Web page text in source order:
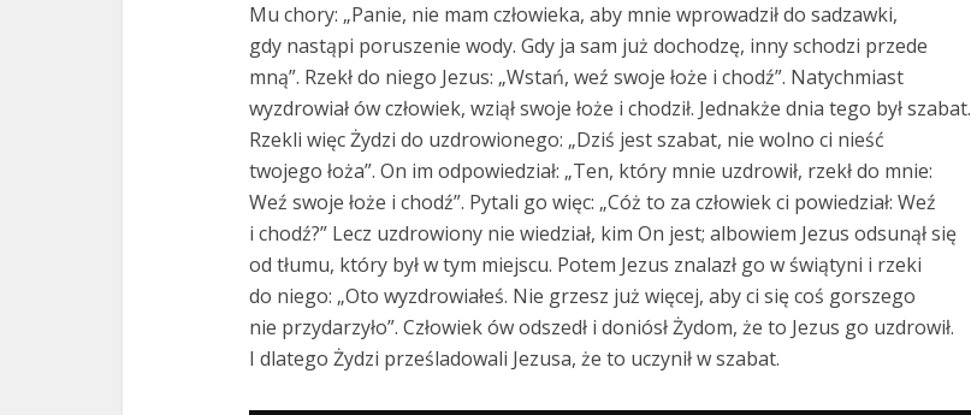
Mu chory: „Panie, nie mam człowieka, aby mnie wprowadził do sadzawki,
gdy nastąpi poruszenie wody. Gdy ja sam już dochodzę, inny schodzi przede
mną”. Rzekł do niego Jezus: „Wstań, weź swoje łoże i chodź”. Natychmiast
wyzdrowiał ów człowiek, wziął swoje łoże i chodził. Jednakże dnia tego był szabat.
Rzekli więc Żydzi do uzdrowionego: „Dziś jest szabat, nie wolno ci nieść
twojego łoża”. On im odpowiedział: „Ten, który mnie uzdrowił, rzekł do mnie:
Weź swoje łoże i chodź”. Pytali go więc: „Cóż to za człowiek ci powiedział: Weź
i chodź?” Lecz uzdrowiony nie wiedział, kim On jest; albowiem Jezus odsunął się
od tłumu, który był w tym miejscu. Potem Jezus znalazł go w świątyni i rzeki
do niego: „Oto wyzdrowiałeś. Nie grzesz już więcej, aby ci się coś gorszego
nie przydarzyło”. Człowiek ów odszedł i doniósł Żydom, że to Jezus go uzdrowił.
I dlatego Żydzi prześladowali Jezusa, że to uczynił w szabat.